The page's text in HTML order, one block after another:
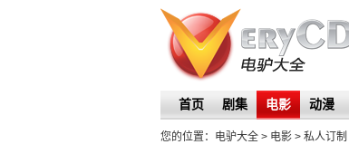
首页 剧集 电影 动漫
您的位置： 电驴大全 > 电影 > 私人订制